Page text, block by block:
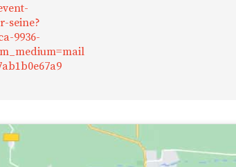
seine?
9936-